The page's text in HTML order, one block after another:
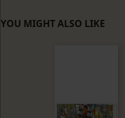
YOU MIGHT ALSO LIKE